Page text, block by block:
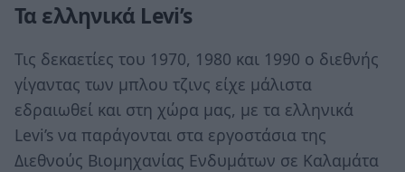
Τα ελληνικά Levi’s
Τις δεκαετίες του 1970, 1980 και 1990 ο διεθνής
γίγαντας των μπλου τζινς είχε μάλιστα
εδραιωθεί και στη χώρα μας, με τα ελληνικά
Levi’s να παράγονται στα εργοστάσια της
Διεθνούς Βιομηχανίας Ενδυμάτων σε Καλαμάτα